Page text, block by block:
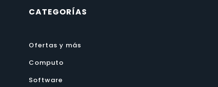
CATEGORÍAS
Ofertas y más
Computo
Software